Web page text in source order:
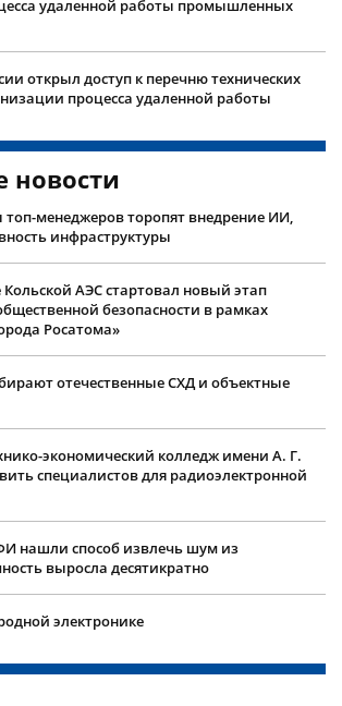
удаленной работы промышленных
открыл доступ к перечню технических
процесса удаленной работы
новости
менеджеров торопят внедрение ИИ,
инфраструктуры
Кольской АЭС стартовал новый этап
безопасности в рамках
Росатома»
отечественные СХД и объектные
экономический колледж имени А. Г.
специалистов для радиоэлектронной
нашли способ извлечь шум из
выросла десятикратно
электронике